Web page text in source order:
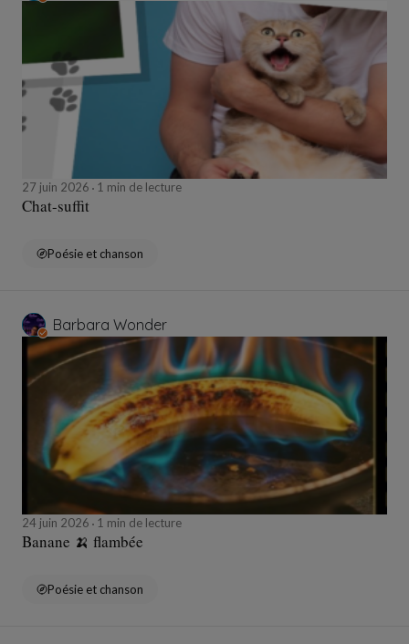
27 juin 2026 1 min de lecture
Chat-suffit
Poésie et chanson
Barbara Wonder
24 juin 2026 1 min de lecture
Banane 🍌 flambée
Poésie et chanson